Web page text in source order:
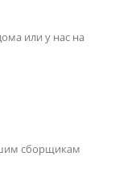
или у нас на
сборщикам